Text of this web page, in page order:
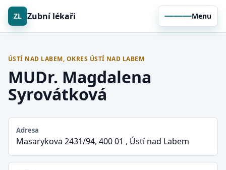
ZL Zubní lékaři Menu
ÚSTÍ NAD LABEM, OKRES ÚSTÍ NAD LABEM
MUDr. Magdalena
Syrovátková
Adresa
Masarykova 2431/94, 400 01 , Ústí nad Labem